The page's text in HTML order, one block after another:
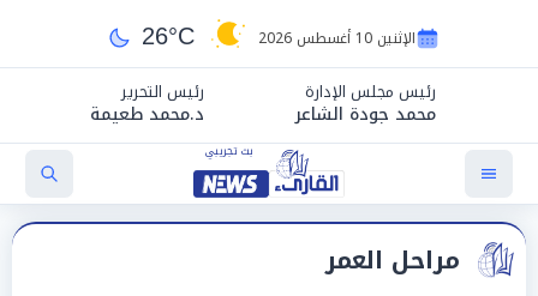
الإثنين 10 أغسطس 2026 26°C
رئيس مجلس الإدارة
محمد جودة الشاعر
رئيس التحرير
د.محمد طعيمة
مراحل العمر